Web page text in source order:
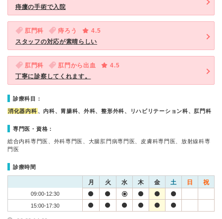
痔瘻の手術で入院
肛門科 痔ろう
4.5
スタッフの対応が素晴らしい
肛門科 肛門から出血
4.5
丁寧に診察してくれます。
診療科目：
消化器内科 、内科、胃腸科、外科、整形外科、リハビリテーション科、肛門科
専門医・資格：
総合内科専門医、外科専門医、大腸肛門病専門医、皮膚科専門医、放射線科専
門医
診療時間
月 火 水 木 金 土 日 祝
09:00-12:30
15:00-17:30